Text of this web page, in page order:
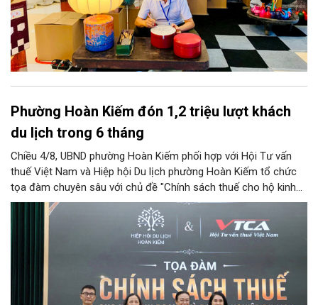
Phường Hoàn Kiếm đón 1,2 triệu lượt khách
du lịch trong 6 tháng
Chiều 4/8, UBND phường Hoàn Kiếm phối hợp với Hội Tư vấn
thuế Việt Nam và Hiệp hội Du lịch phường Hoàn Kiếm tổ chức
tọa đàm chuyên sâu với chủ đề "Chính sách thuế cho hộ kinh
doanh và doanh nghiệp du lịch".